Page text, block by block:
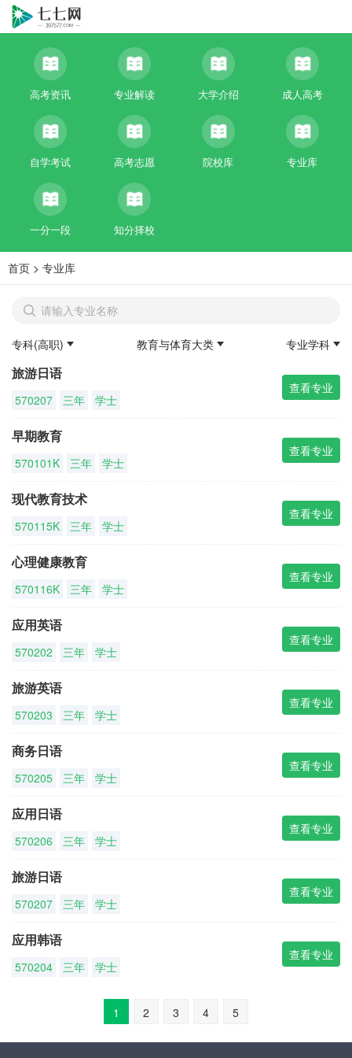
高考资讯 专业解读 大学介绍 成人高考
自学考试 高考志愿 院校库 专业库
一分一段 知分择校
首页 > 专业库
专科(高职) 教育与体育大类 专业学科
旅游日语
570207 三年 学士
查看专业
早期教育
570101K 三年 学士
查看专业
现代教育技术
570115K 三年 学士
查看专业
心理健康教育
570116K 三年 学士
查看专业
应用英语
570202 三年 学士
查看专业
旅游英语
570203 三年 学士
查看专业
商务日语
570205 三年 学士
查看专业
应用日语
570206 三年 学士
查看专业
旅游日语
570207 三年 学士
查看专业
应用韩语
570204 三年 学士
查看专业
1 2 3 4 5